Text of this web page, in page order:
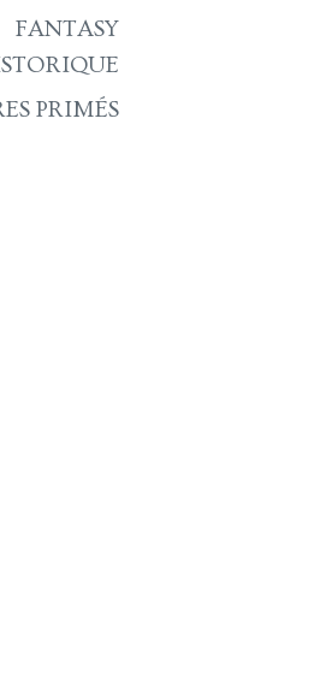
FANTASY
PRIMÉS